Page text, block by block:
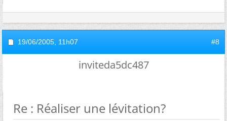
19/06/2005, 11h07 #8
inviteda5dc487
Re : Réaliser une lévitation?